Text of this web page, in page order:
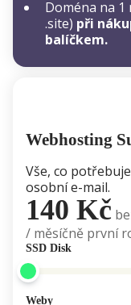
Doména na 1
.site) při
balíčkem.
Webhosting
Vše, co
osobní e-mail.
140 Kč
/ měsíčně první
SSD Disk
Weby